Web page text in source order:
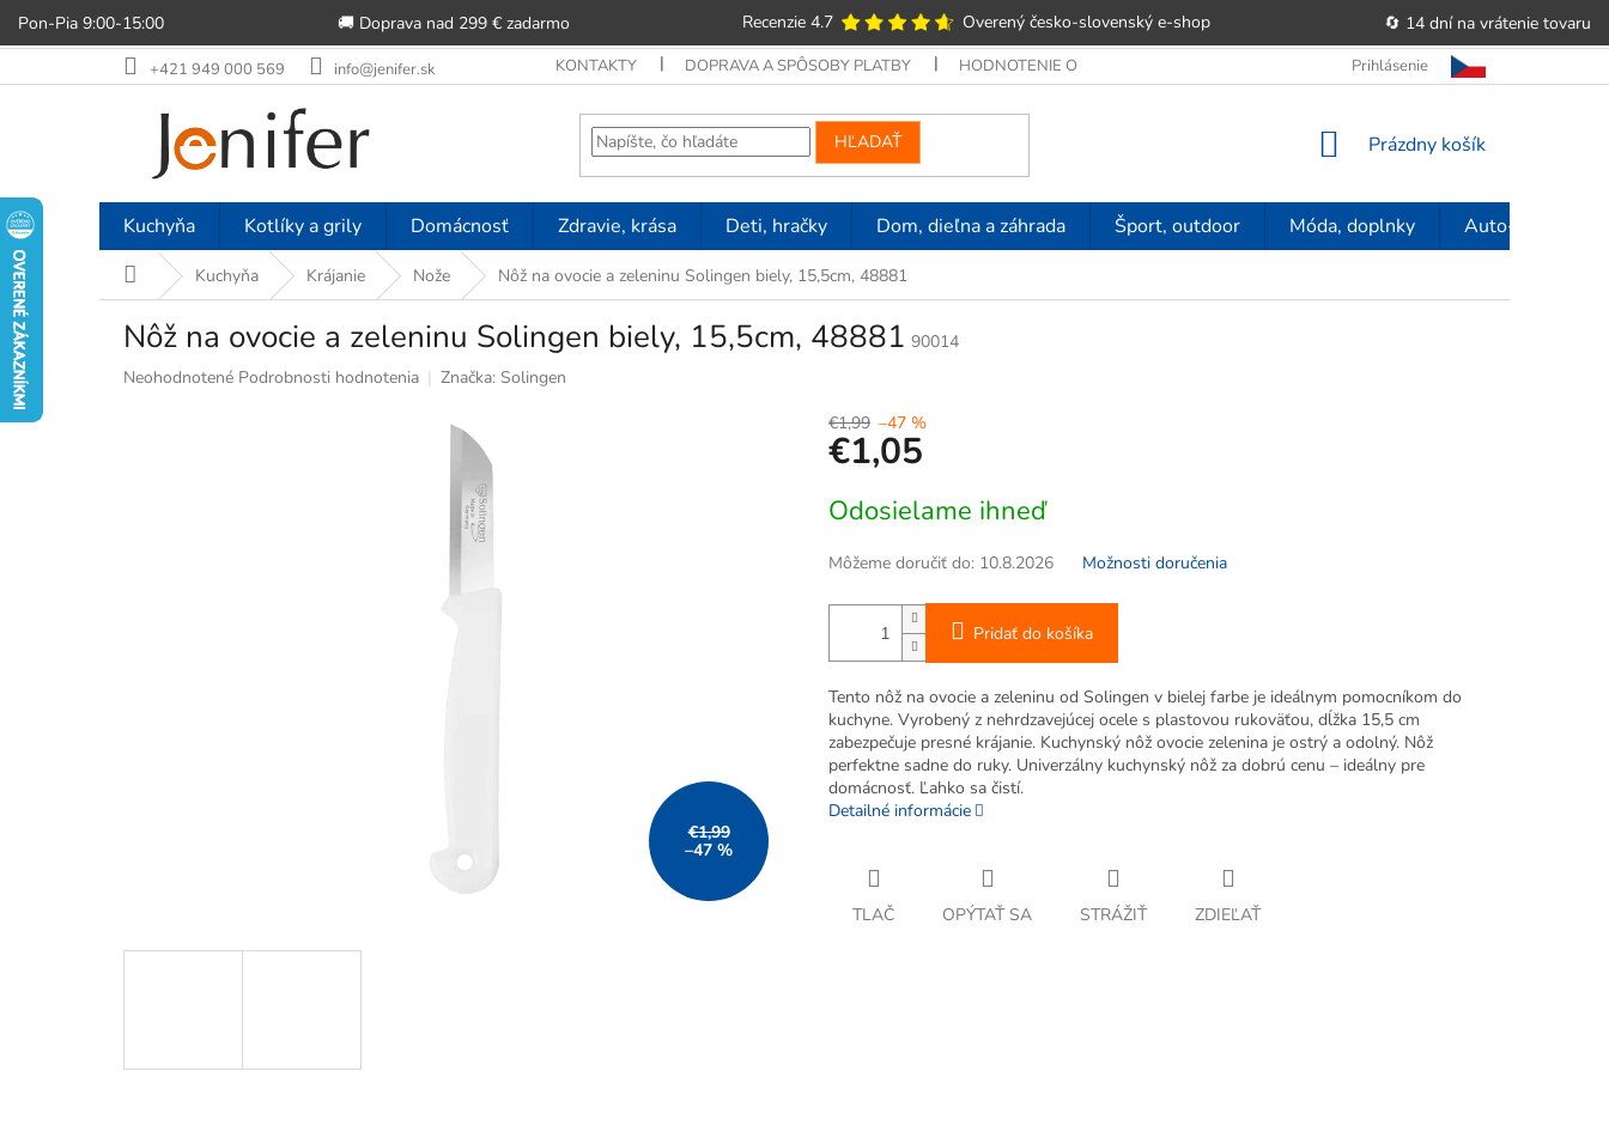
Pon-Pia 9:00-15:00 🚚 Doprava nad 299 € zadarmo Recenzie 4.7 Overený česko-slovenský e‑shop
🔄 14 dní na vrátenie tovaru
na
+421 949 000 569 info@jenifer.sk KONTAKTY DOPRAVA A SPÔSOBY PLATBY HODNOTENIE OBCHODU OBCHODNÉ PODMIENKY POUČENIE O PRÁVE
Prihlásenie
HĽADAŤ
NÁKUPNÝ
Prázdny košík
Kuchyňa Kotlíky a grily Domácnosť Zdravie, krása Deti, hračky Dom, dieľna a záhrada Šport, outdoor Móda, doplnky Auto-moto
DomovKuchyňa Krájanie Nože Nôž na ovocie a zeleninu Solingen biely, 15,5cm, 48881
Nôž na ovocie a zeleninu Solingen biely, 15,5cm, 48881 90014
Priemerné
Neohodnotené Podrobnosti hodnotenia Značka: Solingen
€1,99
–47 %
€1,99 –47 %
€1,05
cena:
Odosielame ihneď
Môžeme doručiť do: 10.8.2026 Možnosti doručenia
Pridať do košíka
Tento nôž na ovocie a zeleninu od Solingen v bielej farbe je ideálnym pomocníkom do
kuchyne. Vyrobený z nehrdzavejúcej ocele s plastovou rukoväťou, dĺžka 15,5 cm
zabezpečuje presné krájanie. Kuchynský nôž ovocie zelenina je ostrý a odolný. Nôž
perfektne sadne do ruky. Univerzálny kuchynský nôž za dobrú cenu – ideálny pre
domácnosť. Ľahko sa čistí.
Detailné informácie
TLAČ OPÝTAŤ SA STRÁŽIŤ ZDIEĽAŤ